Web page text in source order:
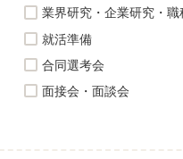
業界研究・企業研究・職
就活準備
合同選考会
面接会・面談会